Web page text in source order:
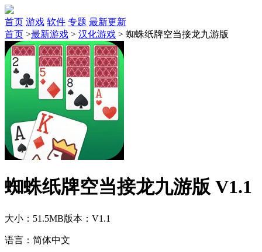
首页 游戏 软件 专题 最新更新
首页 >最新游戏 > 汉化游戏 > 蜘蛛纸牌空当接龙九游版
蜘蛛纸牌空当接龙九游版 V1.1
大小：51.5MB版本：V1.1
语言：简体中文